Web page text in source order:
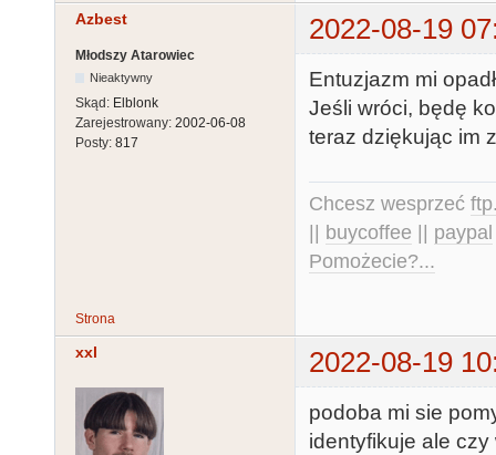
Azbest 2022-08-19
Młodszy Atarowiec
Nieaktywny
Skąd: Elblonk
Zarejestrowany: 2002-06-08
Posty: 817
Entuzjazm mi
Jeśli wróci, będę
teraz dziękując im
Chcesz wesprzeć
|| buycoffee || paypal
Pomożecie?...
Strona
xxl 2022-08-19
podoba mi sie
identyfikuje ale